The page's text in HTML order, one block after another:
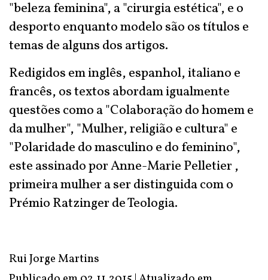
"beleza feminina", a "cirurgia estética", e o
desporto enquanto modelo são os títulos e
temas de alguns dos artigos.
Redigidos em inglês, espanhol, italiano e
francês, os textos abordam igualmente
questões como a "Colaboração do homem e
da mulher", "Mulher, religião e cultura" e
"Polaridade do masculino e do feminino",
este assinado por Anne-Marie Pelletier ,
primeira mulher a ser distinguida com o
Prémio Ratzinger de Teologia.
Rui Jorge Martins